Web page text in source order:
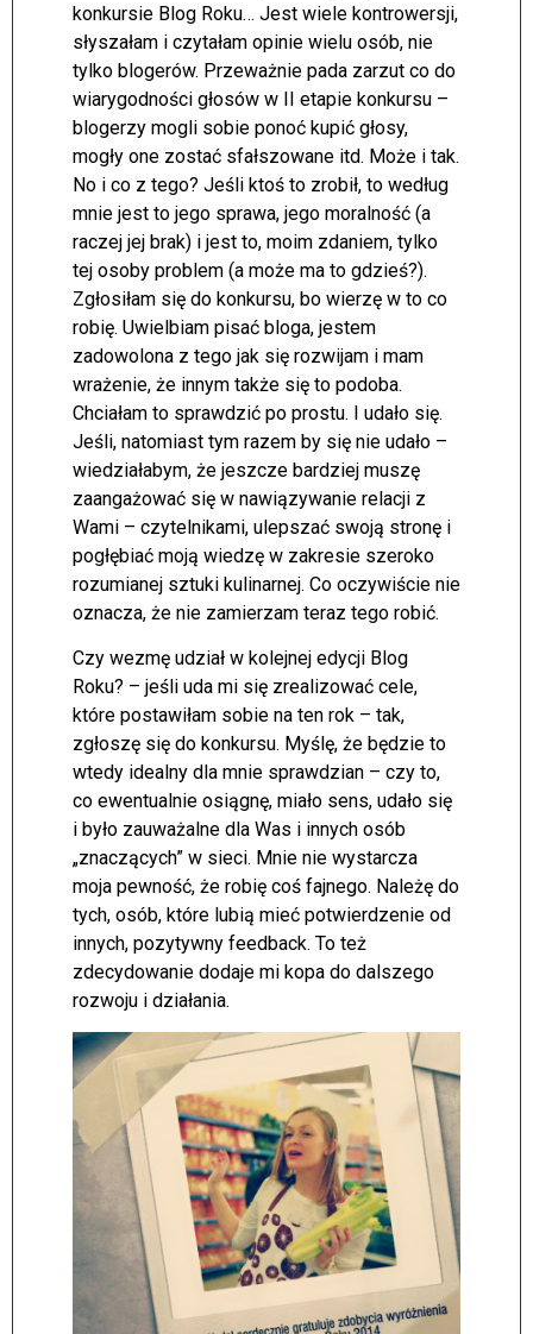
konkursie Blog Roku… Jest wiele kontrowersji,
słyszałam i czytałam opinie wielu osób, nie
tylko blogerów. Przeważnie pada zarzut co do
wiarygodności głosów w II etapie konkursu –
blogerzy mogli sobie ponoć kupić głosy,
mogły one zostać sfałszowane itd. Może i tak.
No i co z tego? Jeśli ktoś to zrobił, to według
mnie jest to jego sprawa, jego moralność (a
raczej jej brak) i jest to, moim zdaniem, tylko
tej osoby problem (a może ma to gdzieś?).
Zgłosiłam się do konkursu, bo wierzę w to co
robię. Uwielbiam pisać bloga, jestem
zadowolona z tego jak się rozwijam i mam
wrażenie, że innym także się to podoba.
Chciałam to sprawdzić po prostu. I udało się.
Jeśli, natomiast tym razem by się nie udało –
wiedziałabym, że jeszcze bardziej muszę
zaangażować się w nawiązywanie relacji z
Wami – czytelnikami, ulepszać swoją stronę i
pogłębiać moją wiedzę w zakresie szeroko
rozumianej sztuki kulinarnej. Co oczywiście nie
oznacza, że nie zamierzam teraz tego robić.
Czy wezmę udział w kolejnej edycji Blog
Roku? – jeśli uda mi się zrealizować cele,
które postawiłam sobie na ten rok – tak,
zgłoszę się do konkursu. Myślę, że będzie to
wtedy idealny dla mnie sprawdzian – czy to,
co ewentualnie osiągnę, miało sens, udało się
i było zauważalne dla Was i innych osób
„znaczących” w sieci. Mnie nie wystarcza
moja pewność, że robię coś fajnego. Należę do
tych, osób, które lubią mieć potwierdzenie od
innych, pozytywny feedback. To też
zdecydowanie dodaje mi kopa do dalszego
rozwoju i działania.